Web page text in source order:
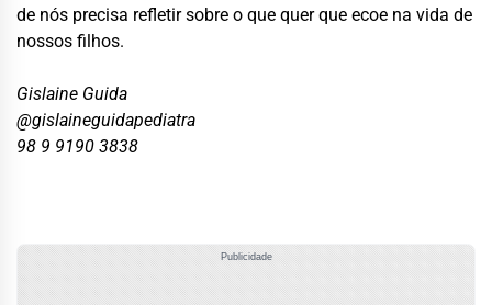
de nós precisa refletir sobre o que quer que ecoe na vida de
nossos filhos.
Gislaine Guida
@gislaineguidapediatra
98 9 9190 3838
Publicidade